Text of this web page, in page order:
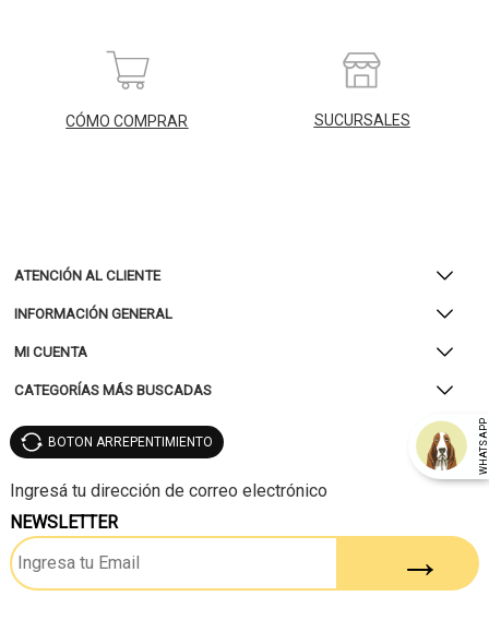
CÓMO COMPRAR SUCURSALES
ATENCIÓN AL CLIENTE
INFORMACIÓN GENERAL
MI CUENTA
CATEGORÍAS MÁS BUSCADAS
WHATSAPP
BOTON ARREPENTIMIENTO
NEWSLETTER